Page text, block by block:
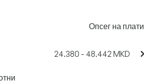
Опсег на плати
24.380 - 48.442 MKD